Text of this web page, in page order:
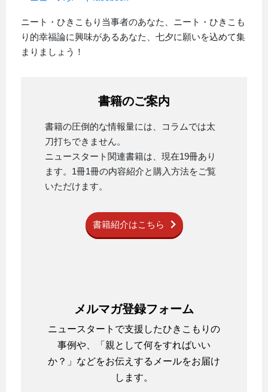
ニート・ひきこもり当事者のあなた、ニート・ひきこも
り的幸福論に興味があるあなた、七夕に願いを込めて集
まりましょう！
書籍のご案内
書籍の圧倒的な情報量には、コラムでは太
刀打ちできません。
ニュースタート関連書籍は、現在19冊あり
ます。1冊1冊の内容紹介と購入方法をご覧
いただけます。
書籍紹介はこちら
メルマガ登録フォーム
ニュースタートで支援したひきこもりの
事例や、「親として何をすればいい
か？」などをお伝えするメールをお届け
します。